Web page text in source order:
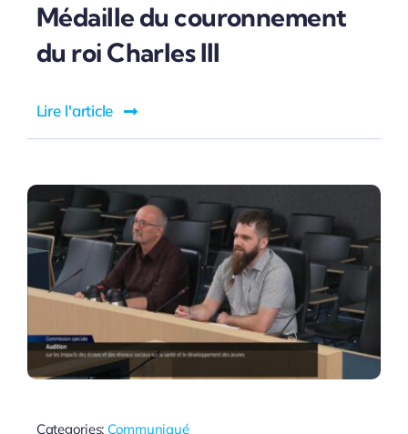
Médaille du couronnement
du roi Charles III
Lire l'article
Categories: Communiqué